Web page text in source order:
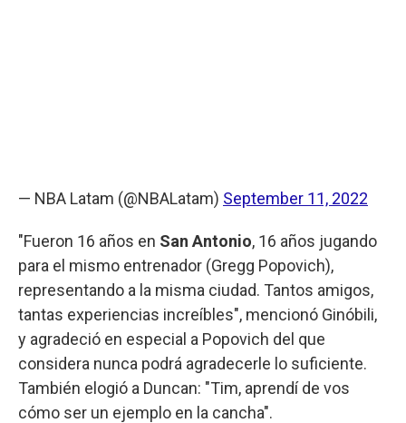
— NBA Latam (@NBALatam) September 11, 2022
"Fueron 16 años en San Antonio, 16 años jugando
para el mismo entrenador (Gregg Popovich),
representando a la misma ciudad. Tantos amigos,
tantas experiencias increíbles", mencionó Ginóbili,
y agradeció en especial a Popovich del que
considera nunca podrá agradecerle lo suficiente.
También elogió a Duncan: "Tim, aprendí de vos
cómo ser un ejemplo en la cancha".